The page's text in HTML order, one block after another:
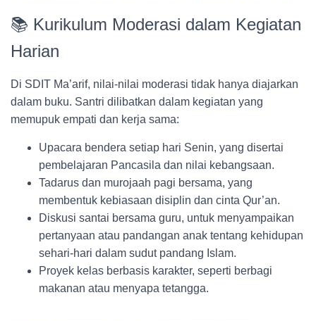
📚 Kurikulum Moderasi dalam Kegiatan
Harian
Di SDIT Ma’arif, nilai-nilai moderasi tidak hanya diajarkan
dalam buku. Santri dilibatkan dalam kegiatan yang
memupuk empati dan kerja sama:
Upacara bendera setiap hari Senin, yang disertai
pembelajaran Pancasila dan nilai kebangsaan.
Tadarus dan murojaah pagi bersama, yang
membentuk kebiasaan disiplin dan cinta Qur’an.
Diskusi santai bersama guru, untuk menyampaikan
pertanyaan atau pandangan anak tentang kehidupan
sehari-hari dalam sudut pandang Islam.
Proyek kelas berbasis karakter, seperti berbagi
makanan atau menyapa tetangga.